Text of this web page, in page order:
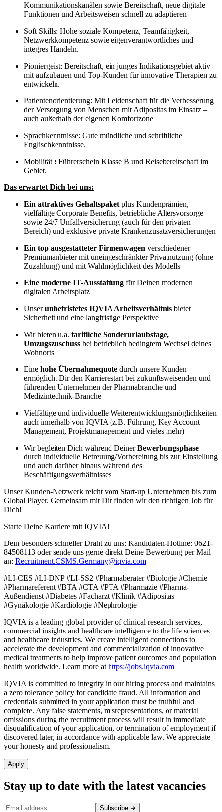
Kommunikationskanälen sowie Bereitschaft, neue digitale
Funktionen und Arbeitsweisen schnell zu adaptieren
Soft Skills: Hohe soziale Kompetenz, Teamfähigkeit,
Netzwerkkompetenz sowie eigenverantwortliches und
integres Handeln.
Pioniergeist: Bereitschaft, ein junges Indikationsgebiet aktiv
mit aufzubauen und Top-Kunden für innovative Therapien zu
entwickeln.
Patientenorientierung: Mit Leidenschaft für die Verbesserung
der Versorgung von Menschen mit Adipositas im Einsatz –
auch außerhalb der eigenen Komfortzone
Sprachkenntnisse: Gute mündliche und schriftliche
Englischkenntnisse.
Mobilität : Führerschein Klasse B und Reisebereitschaft im
Gebiet.
Das erwartet Dich bei uns:
Ein attraktives Gehaltspaket plus Kundenprämien,
vielfältige Corporate Benefits, betriebliche Altersvorsorge
sowie 24/7 Unfallversicherung (auch für den privaten
Bereich) und exklusive private Krankenzusatzversicherungen
Ein top ausgestatteter Firmenwagen verschiedener
Premiumanbieter mit uneingeschränkter Privatnutzung (ohne
Zuzahlung) und mit Wahlmöglichkeit des Modells
Eine moderne IT-Ausstattung für Deinen modernen
digitalen Arbeitsplatz
Unserunbefristetes IQVIA Arbeitsverhältnis bietet
Sicherheit und eine langfristige Perspektive
Wir bieten u.a. tarifliche Sonderurlaubstage,
Umzugszuschuss bei betrieblich bedingtem Wechsel deines
Wohnorts
Eine hohe Übernahmequote durch unsere Kunden
ermöglicht Dir den Karrierestart bei zukunftsweisenden und
führenden Unternehmen der Pharmabranche und
Medizintechnik-Branche
Vielfältige und individuelle Weiterentwicklungsmöglichkeiten
auch innerhalb von IQVIA (z.B. Führung, Key Account
Management, Projektmanagement und vieles mehr)
Wir begleiten Dich während DeinerBewerbungsphase
durch individuelle Betreuung/Vorbereitung bis zur Einstellung
und auch darüber hinaus während des
Beschäftigungsverhältnisses
Unser Kunden-Netzwerk reicht vom Start-up Unternehmen bis zum
Global Player. Gemeinsam mit Dir finden wir den richtigen Job für
Dich!
Starte Deine Karriere mit IQVIA!
Dein besonders schneller Draht zu uns: Kandidaten-Hotline: 0621-
84508113 oder sende uns gerne direkt Deine Bewerbung per Mail
an: Recruitment.CSMS.Germany@iqvia.com
#LI-CES #LI-DNP #LI-SS2 #Pharmaberater #Biologie #Chemie
#Pharmareferent #BTA #CTA #PTA #Pharmazie #Pharma-
Außendienst #Diabetes #Facharzt #Klinik #Adipositas
#Gynäkologie #Kardiologie #Nephrologie
IQVIA is a leading global provider of clinical research services,
commercial insights and healthcare intelligence to the life sciences
and healthcare industries. We create intelligent connections to
accelerate the development and commercialization of innovative
medical treatments to help improve patient outcomes and population
health worldwide. Learn more at https://jobs.iqvia.com
IQVIA is committed to integrity in our hiring process and maintains
a zero tolerance policy for candidate fraud. All information and
credentials submitted in your application must be truthful and
complete. Any false statements, misrepresentations, or material
omissions during the recruitment process will result in immediate
disqualification of your application, or termination of employment if
discovered later, in accordance with applicable law. We appreciate
your honesty and professionalism.
Apply
Stay up to date with the latest vacancies
Subscribe ➜